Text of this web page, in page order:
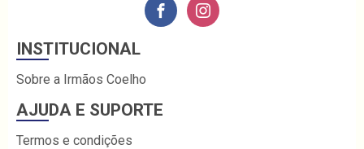
INSTITUCIONAL
Sobre a Irmãos Coelho
AJUDA E SUPORTE
Termos e condições